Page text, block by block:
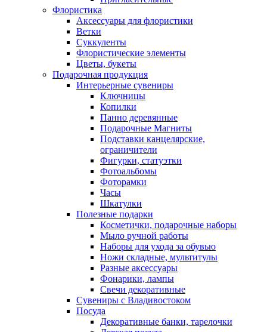
Флористика
Аксессуары для флористики
Ветки
Суккуленты
Флористические элементы
Цветы, букеты
Подарочная продукция
Интерьерные сувениры
Ключницы
Копилки
Панно деревянные
Подарочные Магниты
Подставки канцелярские,
ограничители
Фигурки, статуэтки
Фотоальбомы
Фоторамки
Часы
Шкатулки
Полезные подарки
Косметички, подарочные наборы
Мыло ручной работы
Наборы для ухода за обувью
Ножи складные, мультитулы
Разные аксессуары
Фонарики, лампы
Свечи декоративные
Сувениры с Владивостоком
Посуда
Декоративные банки, тарелочки